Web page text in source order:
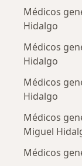
Médicos
Hidalgo
Médicos
Hidalgo
Médicos
Hidalgo
Médicos
Miguel
Médicos